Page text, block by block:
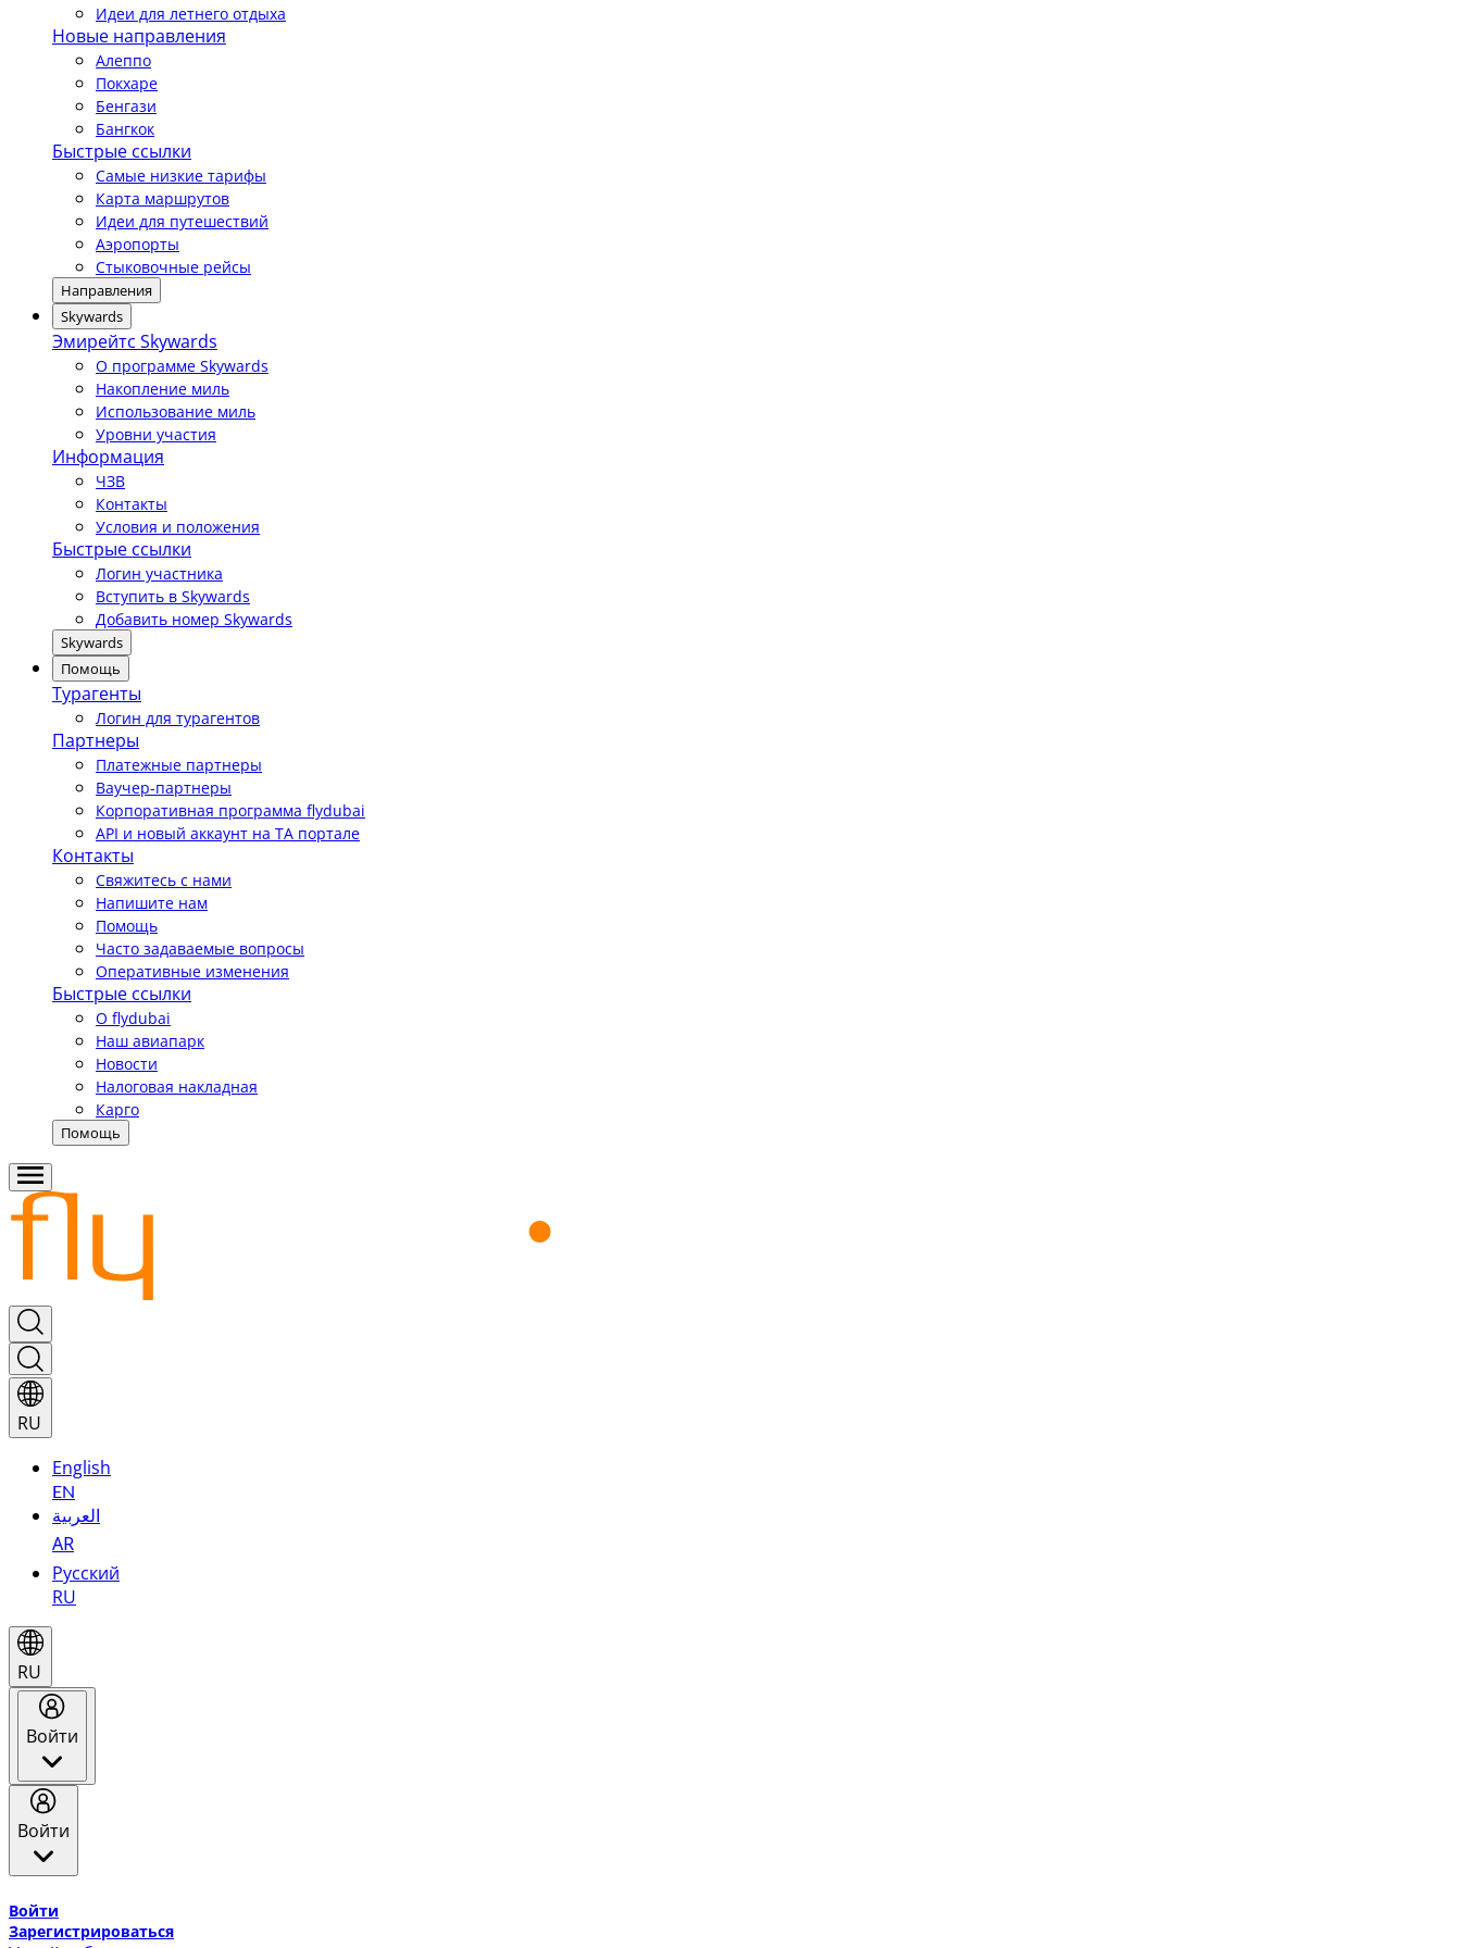
Идеи для летнего отдыха
Новые направления
Алеппо
Покхаре
Бенгази
Бангкок
Быстрые ссылки
Самые низкие тарифы
Карта маршрутов
Идеи для путешествий
Аэропорты
Стыковочные рейсы
Направления
Skywards
Эмирейтс Skywards
О программе Skywards
Накопление миль
Использование миль
Уровни участия
Информация
ЧЗВ
Контакты
Условия и положения
Быстрые ссылки
Логин участника
Вступить в Skywards
Добавить номер Skywards
Skywards
Помощь
Турагенты
Логин для турагентов
Партнеры
Платежные партнеры
Ваучер-партнеры
Корпоративная программа flydubai
API и новый аккаунт на TA портале
Контакты
Свяжитесь с нами
Напишите нам
Помощь
Часто задаваемые вопросы
Оперативные изменения
Быстрые ссылки
О flydubai
Наш авиапарк
Новости
Налоговая накладная
Карго
Помощь
RU
English
EN
العربية
AR
Русский
RU
RU
Войти
Войти
Войти
Зарегистрироваться